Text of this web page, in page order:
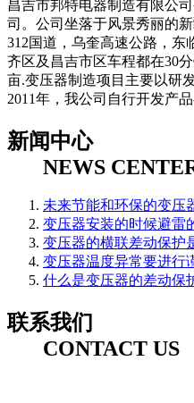
昌吉市邦特电器制造有限公
司。公司坐落于风景秀丽的
312国道，乌奎高速公路，东
齐区及昌吉市区车程都在30
亩.变压器制造项目主要以研
2011年，我公司自行开发产
新闻中心
NEWS
未来节能和环保的变压
变压器安装的时候避雷
变压器的横联差动保护
变压器温度异常要进行
什么是变压器的差动保
联系我们
CONTACT US